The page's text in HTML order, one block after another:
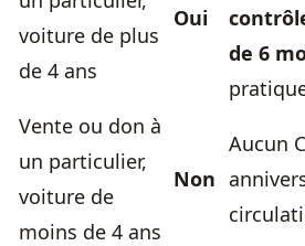
voiture de plus
de 4 ans
Oui
de 6
Vente ou don à
un particulier,
voiture de
moins de 4 ans
Non
Aucun